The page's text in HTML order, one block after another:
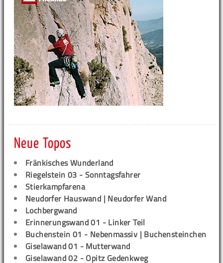
Neue Topos
Fränkisches Wunderland
Riegelstein 03 - Sonntagsfahrer
Stierkampfarena
Neudorfer Hauswand | Neudorfer Wand
Lochbergwand
Erinnerungswand 01 - Linker Teil
Buchenstein 01 - Nebenmassiv | Buchensteinchen
Giselawand 01 - Mutterwand
Giselawand 02 - Opitz Gedenkweg